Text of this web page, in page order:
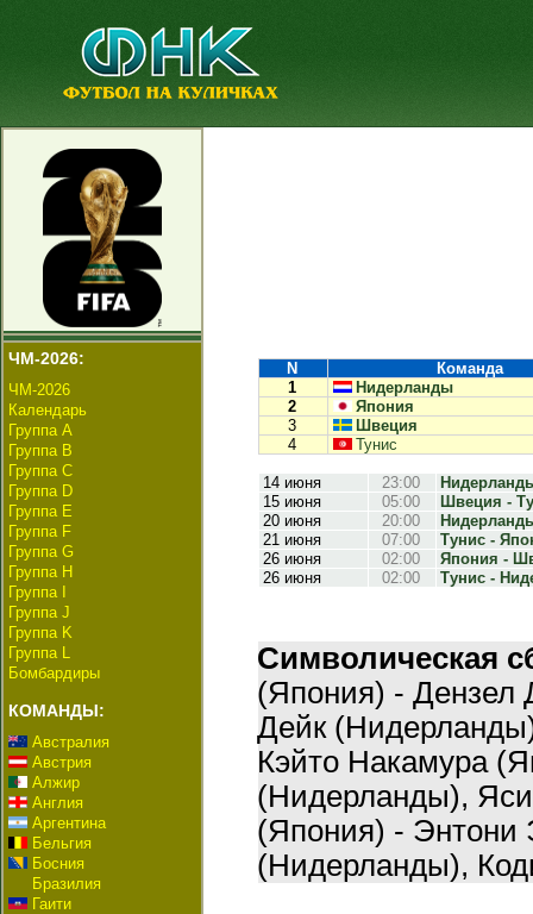
ЧМ-2026:
ЧМ-2026
Календарь
Группа А
Группа B
Группа C
Группа D
Группа E
Группа F
Группа G
Группа H
Группа I
Группа J
Группа K
Группа L
Бомбардиры
КОМАНДЫ:
Австралия
Австрия
Алжир
Англия
Аргентина
Бельгия
Босния
Бразилия
Гаити
N
Команда
1
Нидерланды
2
Япония
3
Швеция
4
Тунис
14 июня 23:00
15 июня
05:00
Швеция -
20 июня
20:00
21 июня
07:00
Тунис -
26 июня
02:00
Япония -
26 июня
02:00 Тунис -
Символическая
(Япония) -
Дейк
Кэйто Накамура
(Нидерланды),
(Япония) - Энтони
(Нидерланды),